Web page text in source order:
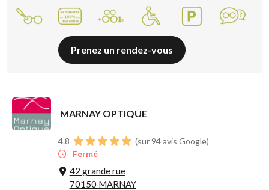
Prenez un rendez-vous
MARNAY OPTIQUE
4.8
(sur 94 avis Google)
Fermé
42 grande rue
70150 MARNAY